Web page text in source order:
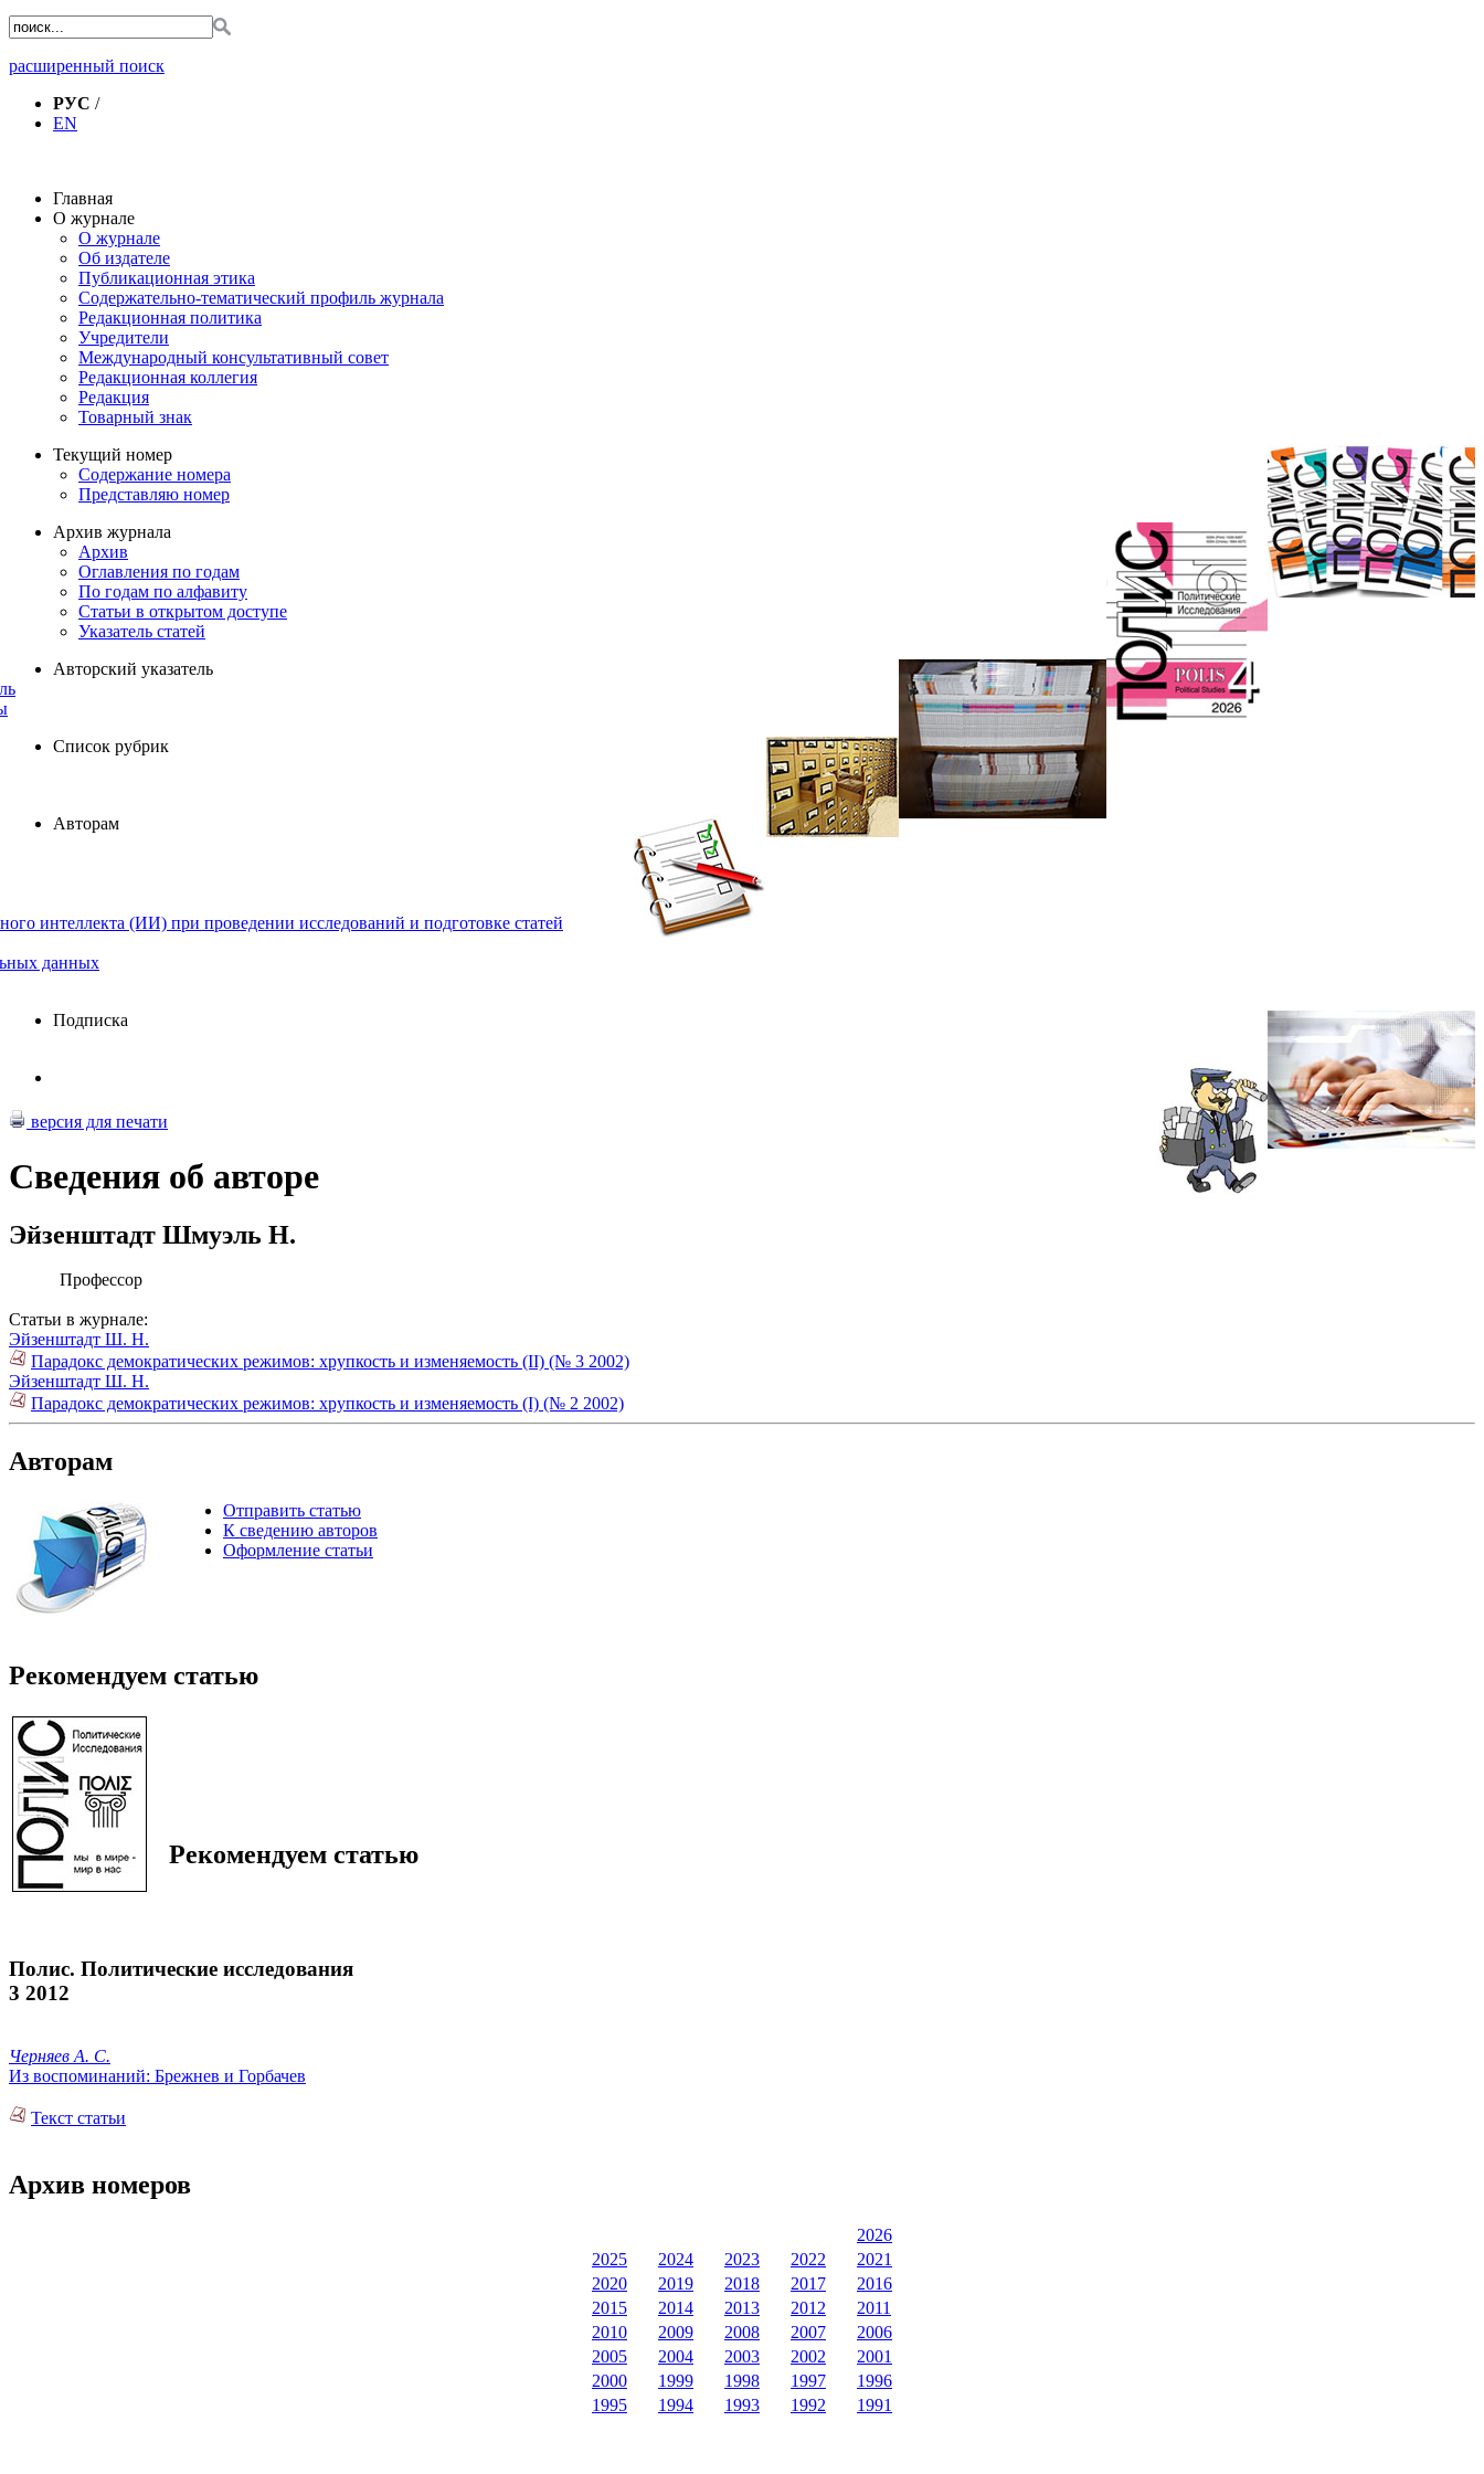
расширенный поиск
РУС /
EN
Главная
О журнале
О журнале
Об издателе
Публикационная этика
Содержательно-тематический профиль журнала
Редакционная политика
Учредители
Международный консультативный совет
Редакционная коллегия
Редакция
Товарный знак
Текущий номер
Содержание номера
Представляю номер
Архив журнала
Архив
Оглавления по годам
По годам по алфавиту
Статьи в открытом доступе
Указатель статей
Авторский указатель
Список рубрик
Авторам
интеллекта (ИИ) при проведении исследований и подготовке статей
данных
Подписка
версия для печати
Сведения об авторе
Эйзенштадт Шмуэль Н.
Профессор
Статьи в журнале:
Эйзенштадт Ш. Н.
Парадокс демократических режимов: хрупкость и изменяемость (II) (№ 3 2002)
Эйзенштадт Ш. Н.
Парадокс демократических режимов: хрупкость и изменяемость (I) (№ 2 2002)
Авторам
Отправить статью
К сведению авторов
Оформление статьи
Рекомендуем статью
Рекомендуем статью
Полис. Политические исследования
3 2012
Черняев А. С.
Из воспоминаний: Брежнев и Горбачев
Текст статьи
Архив номеров
2026
2025
2024 2023 2022
2021
2020
2019 2018 2017
2016
2015
2014 2013 2012
2011
2010
2009 2008 2007
2006
2005
2004 2003 2002
2001
2000
1999 1998 1997
1996
1995
1994 1993 1992 1991